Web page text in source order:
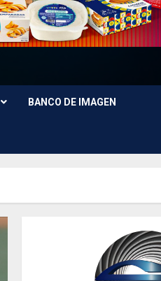
BANCO DE IMAGEN